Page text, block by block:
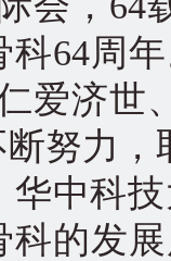
64周
爱济世
努力
科技
科的发